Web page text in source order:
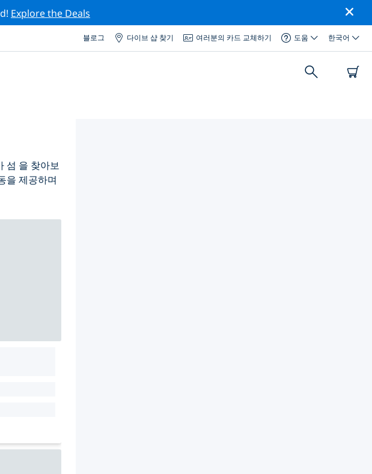
Explore the Deals
블로그 다이브 샵 찾기 여러분의 카드 교체하기 도움 한국어
섬 을 찾아보
을 제공하며